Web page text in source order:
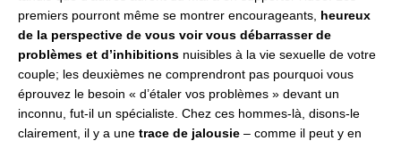
premiers pourront même se montrer encourageants, heureux
de la perspective de vous voir vous débarrasser de
problèmes et d’inhibitions nuisibles à la vie sexuelle de votre
couple; les deuxièmes ne comprendront pas pourquoi vous
éprouvez le besoin « d’étaler vos problèmes » devant un
inconnu, fut-il un spécialiste. Chez ces hommes-là, disons-le
clairement, il y a une trace de jalousie – comme il peut y en